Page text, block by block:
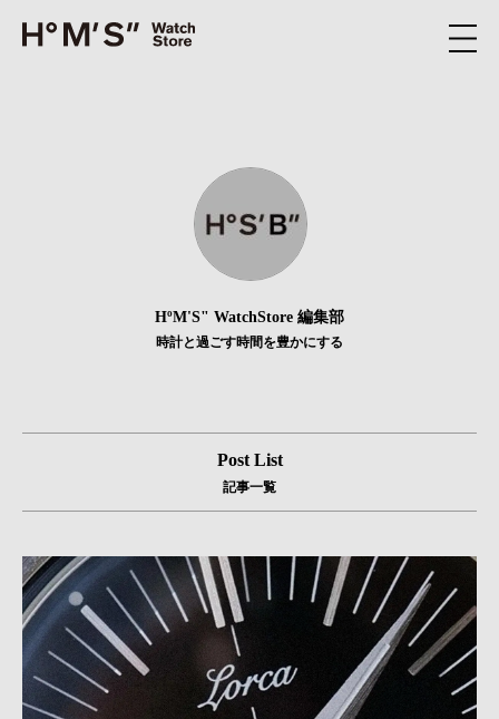
HºM'S" WatchStore 編集部
時計と過ごす時間を豊かにする
Post List
記事一覧